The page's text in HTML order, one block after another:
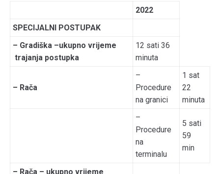
2022
SPECIJALNI POSTUPAK
– Gradiška –ukupno vrijeme
trajanja postupka
12 sati 36
minuta
– Rača
–
Procedure
na granici
1 sat
22
minuta
–
Procedure
na
terminalu
5 sati
59
min
– Rača – ukupno vrijeme